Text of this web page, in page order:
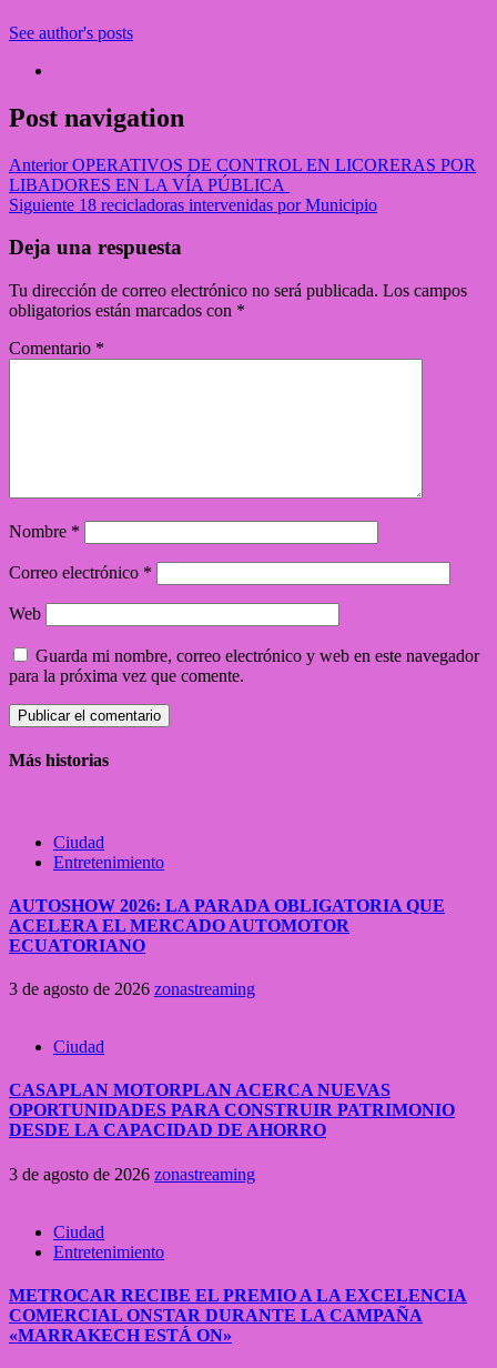
See author's posts
Post navigation
AnteriorOPERATIVOS DE CONTROL EN LICORERAS POR
LIBADORES EN LA VÍA PÚBLICA
Siguiente 18 recicladoras intervenidas por Municipio
Deja una respuesta
Tu dirección de correo electrónico no será publicada. Los campos
obligatorios están marcados con *
Comentario *
Nombre *
Correo electrónico *
Web
Guarda mi nombre, correo electrónico y web en este navegador
para la próxima vez que comente.
Más historias
Ciudad
Entretenimiento
AUTOSHOW 2026: LA PARADA OBLIGATORIA QUE
ACELERA EL MERCADO AUTOMOTOR
ECUATORIANO
3 de agosto de 2026 zonastreaming
Ciudad
CASAPLAN MOTORPLAN ACERCA NUEVAS
OPORTUNIDADES PARA CONSTRUIR PATRIMONIO
DESDE LA CAPACIDAD DE AHORRO
3 de agosto de 2026 zonastreaming
Ciudad
Entretenimiento
METROCAR RECIBE EL PREMIO A LA EXCELENCIA
COMERCIAL ONSTAR DURANTE LA CAMPAÑA
«MARRAKECH ESTÁ ON»